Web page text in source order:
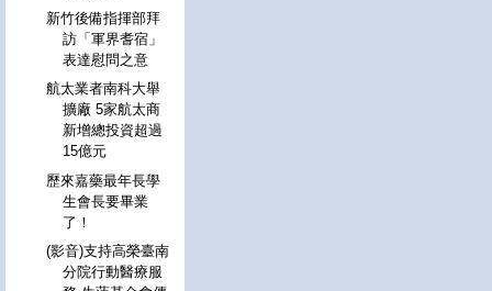
新竹後備指揮部拜
訪「軍界耆宿」
表達慰問之意
航太業者南科大舉
擴廠 5家航太商
新增總投資超過
15億元
歷來嘉藥最年長學
生會長要畢業
了！
(影音)支持高榮臺南
分院行動醫療服